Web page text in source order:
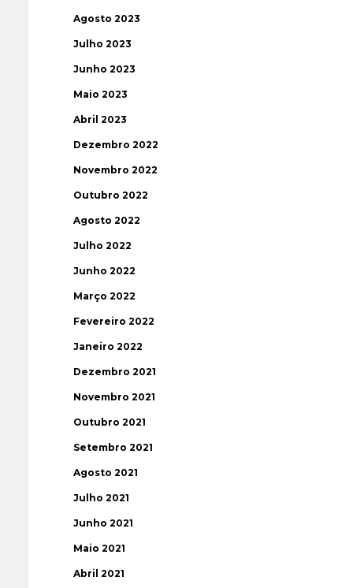
Agosto 2023
Julho 2023
Junho 2023
Maio 2023
Abril 2023
Dezembro 2022
Novembro 2022
Outubro 2022
Agosto 2022
Julho 2022
Junho 2022
Março 2022
Fevereiro 2022
Janeiro 2022
Dezembro 2021
Novembro 2021
Outubro 2021
Setembro 2021
Agosto 2021
Julho 2021
Junho 2021
Maio 2021
Abril 2021